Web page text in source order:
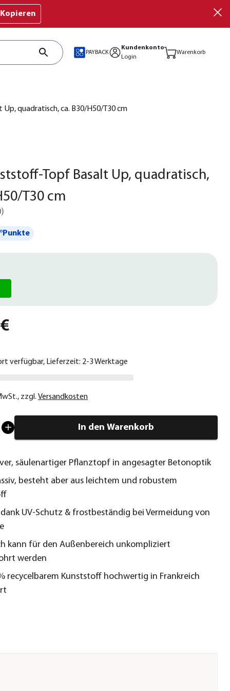
Kopieren
PAYBACK
Kundenkonto
Login
Warenkorb
quadratisch, ca. B30/H50/T30 cm
Topf Basalt Up, quadratisch,
T30 cm
)
verfügbar, Lieferzeit: 2-3 Werktage
, zzgl. Versandkosten
In den Warenkorb
säulenartiger Pflanztopf in angesagter Betonoptik
besteht aber aus leichtem und robustem
UV-Schutz & frostbeständig bei Vermeidung von
kann für den Außenbereich unkompliziert
werden
recycelbarem Kunststoff hochwertig in Frankreich